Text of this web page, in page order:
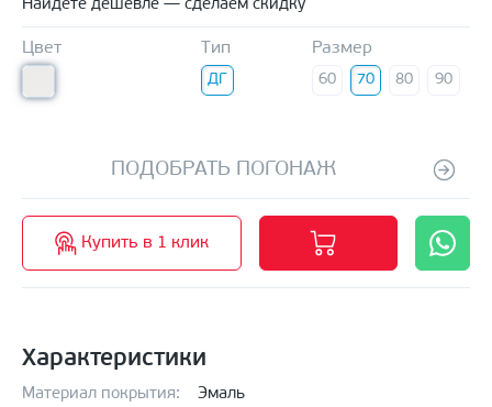
Найдете дешевле — сделаем скидку
Цвет Тип
ДГ
Размер
60 70 80 90
ПОДОБРАТЬ ПОГОНАЖ
Купить в 1 клик
Характеристики
Материал покрытия: Эмаль